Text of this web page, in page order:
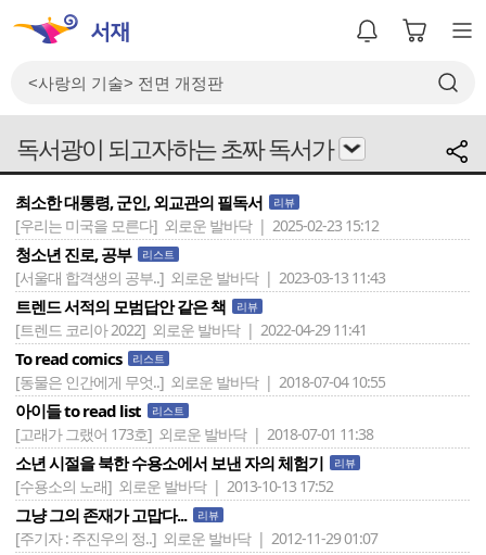
독서광이 되고자하는 초짜 독서가
최소한 대통령, 군인, 외교관의 필독서 리뷰
[우리는 미국을 모른다] 외로운 발바닥 | 2025-02-23 15:12
청소년 진로, 공부 리스트
[서울대 합격생의 공부..] 외로운 발바닥 | 2023-03-13 11:43
트렌드 서적의 모범답안 같은 책 리뷰
[트렌드 코리아 2022] 외로운 발바닥 | 2022-04-29 11:41
To read comics 리스트
[동물은 인간에게 무엇..] 외로운 발바닥 | 2018-07-04 10:55
아이들 to read list 리스트
[고래가 그랬어 173호] 외로운 발바닥 | 2018-07-01 11:38
소년 시절을 북한 수용소에서 보낸 자의 체험기 리뷰
[수용소의 노래] 외로운 발바닥 | 2013-10-13 17:52
그냥 그의 존재가 고맙다... 리뷰
[주기자 : 주진우의 정..] 외로운 발바닥 | 2012-11-29 01:07